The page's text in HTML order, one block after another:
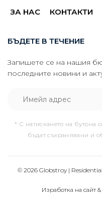
ЗА НАС КОНТАКТИ
БЪДЕТЕ В ТЕЧЕНИЕ
Запишете се на нашия
последните новини и
* С натискането на бутона
бъдат съхранявани и
© 2026 Globstroy |
Изработка на сайт